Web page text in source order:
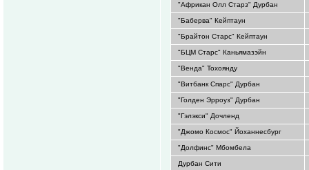
"Африкан Олл Старз" Дурбан
"Баберва" Кейптаун
"Брайтон Старс" Кейптаун
"БЦМ Старс" Каньямазэйн
"Венда" Тохоянду
"Витбанк Спарс" Дурбан
"Голден Эрроуз" Дурбан
"Гэлэкси" Дочленд
"Джомо Космос" Йоханнесбург
"Долфинс" Мбомбела
Дурбан Сити